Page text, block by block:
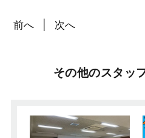
前へ 次へ
その他のスタッ